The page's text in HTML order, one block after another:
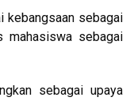
kebangsaan sebagai
mahasiswa sebagai
sebagai upaya